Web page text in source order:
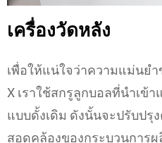
เครื่องวัดหลัง
เพื่อให้แน่ใจว่าความแม่นย
X เราใช้สกรูลูกบอลที่นำเข้
แบบดั้งเดิม ดังนั้นจะปรับปรุ
สอดคล้องของกระบวนการผ